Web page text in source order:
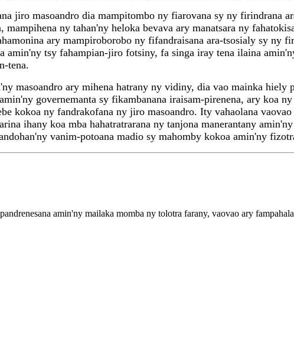
jiro masoandro dia mampitombo ny fiarovana sy ny firindrana
ny tahan'ny heloka bevava ary manatsara ny
ary mampiroborobo ny fifandraisana ara-tsosialy sy ny
amin'ny tsy fahampian-jiro fotsiny, fa singa iray tena ilaina
tena.
masoandro ary mihena hatrany ny vidiny, dia vao mainka hiely
governemanta sy fikambanana iraisam-pirenena, ary koa
kokoa ny fandrakofana ny jiro masoandro. Ity vahaolana
ihany koa mba hahatratrarana ny tanjona manerantany
vanim-potoana madio sy mahomby kokoa amin'ny
amin'ny mailaka momba ny tolotra farany, vaovao ary